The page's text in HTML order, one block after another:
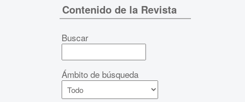
Contenido de la Revista
Buscar
Ámbito de búsqueda